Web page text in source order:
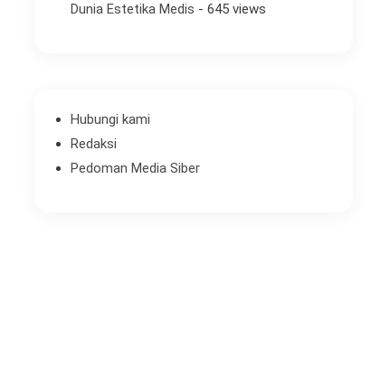
Dunia Estetika Medis - 645 views
Hubungi kami
Redaksi
Pedoman Media Siber